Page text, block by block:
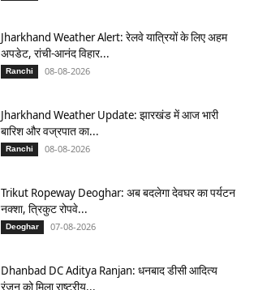
Jharkhand Weather Alert: रेलवे यात्रियों के लिए अहम
अपडेट, रांची-आनंद विहार...
Ranchi 08-08-2026
Jharkhand Weather Update: झारखंड में आज भारी
बारिश और वज्रपात का...
Ranchi 08-08-2026
Trikut Ropeway Deoghar: अब बदलेगा देवघर का पर्यटन
नक्शा, त्रिकुट रोपवे...
Deoghar 07-08-2026
Dhanbad DC Aditya Ranjan: धनबाद डीसी आदित्य
रंजन को मिला राष्ट्रीय...